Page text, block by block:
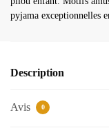
pyjama exceptionnelles
Description
Avis 0